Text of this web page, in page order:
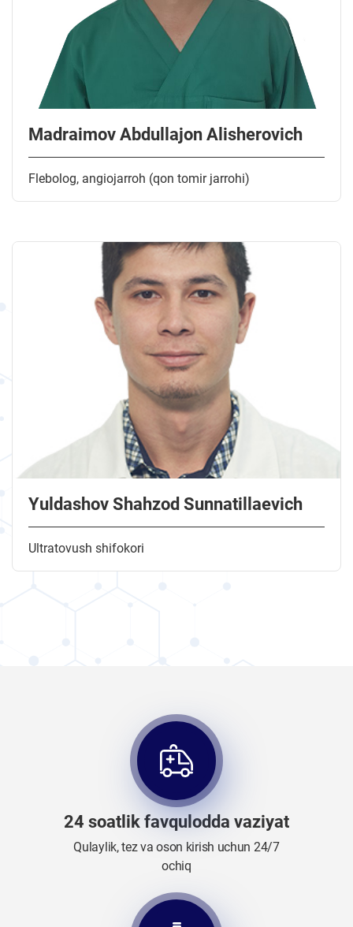
Madraimov Abdullajon Alisherovich
Flebolog, angiojarroh (qon tomir jarrohi)
Yuldashov Shahzod Sunnatillaevich
Ultratovush shifokori
24 soatlik favqulodda vaziyat
Qulaylik, tez va oson kirish uchun 24/7
ochiq